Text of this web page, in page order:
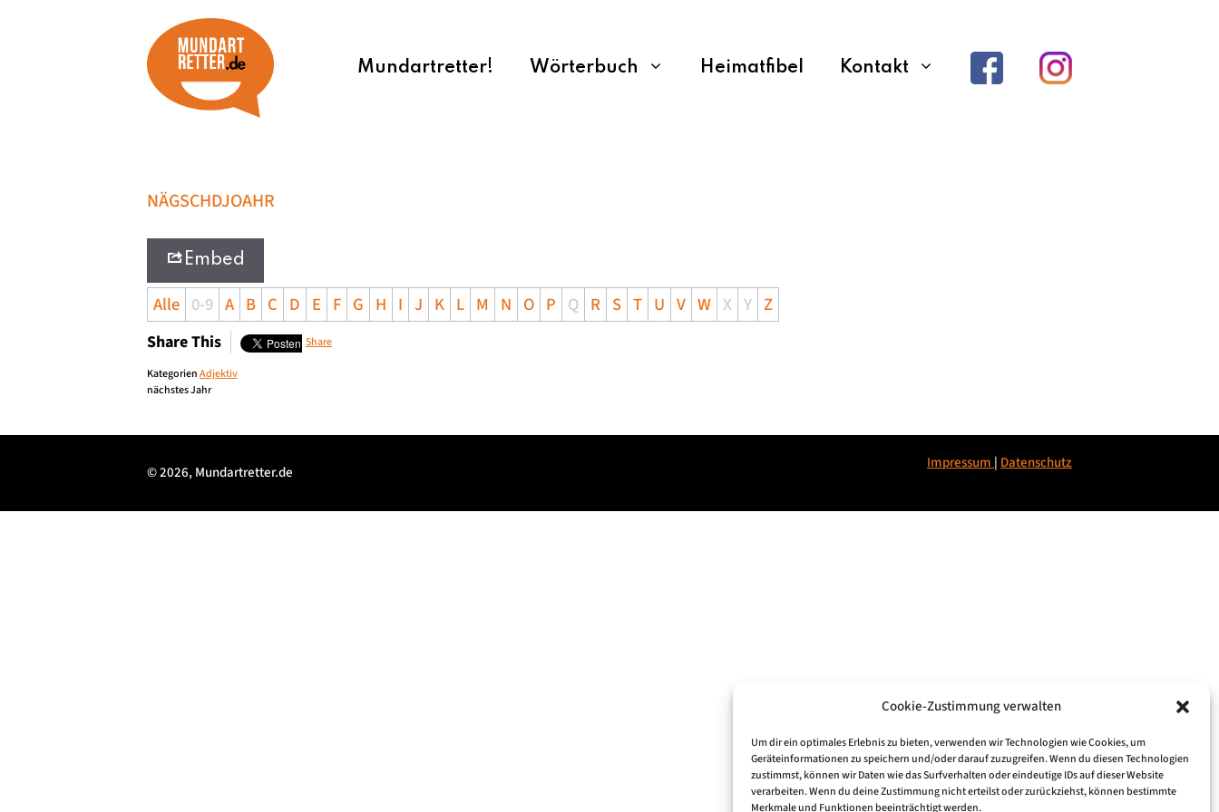
Cookie-Zustimmung verwalten
Um dir ein optimales Erlebnis zu bieten, verwenden wir Technologien wie Cookies, um
Geräteinformationen zu speichern und/oder darauf zuzugreifen. Wenn du diesen Technologien
zustimmst, können wir Daten wie das Surfverhalten oder eindeutige IDs auf dieser Website
verarbeiten. Wenn du deine Zustimmung nicht erteilst oder zurückziehst, können bestimmte
Merkmale und Funktionen beeinträchtigt werden.
Mundartretter! Wörterbuch Heimatfibel Kontakt
NÄGSCHDJOAHR
Embed
Alle 0-9 A B C D E F G H I J K L M N O P Q R S T U V W X Y Z
Share This Share
KategorienAdjektiv
nächstes Jahr
Impressum | Datenschutz
© 2026, Mundartretter.de